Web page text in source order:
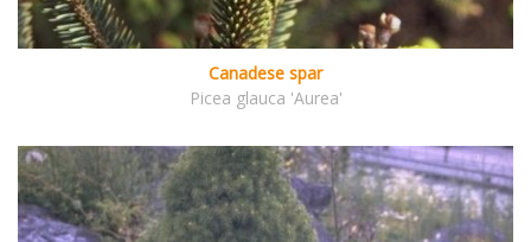
Canadese spar
Picea glauca 'Aurea'